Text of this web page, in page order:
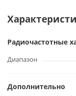
Радиочастотные
Диапазон
Дополнительно